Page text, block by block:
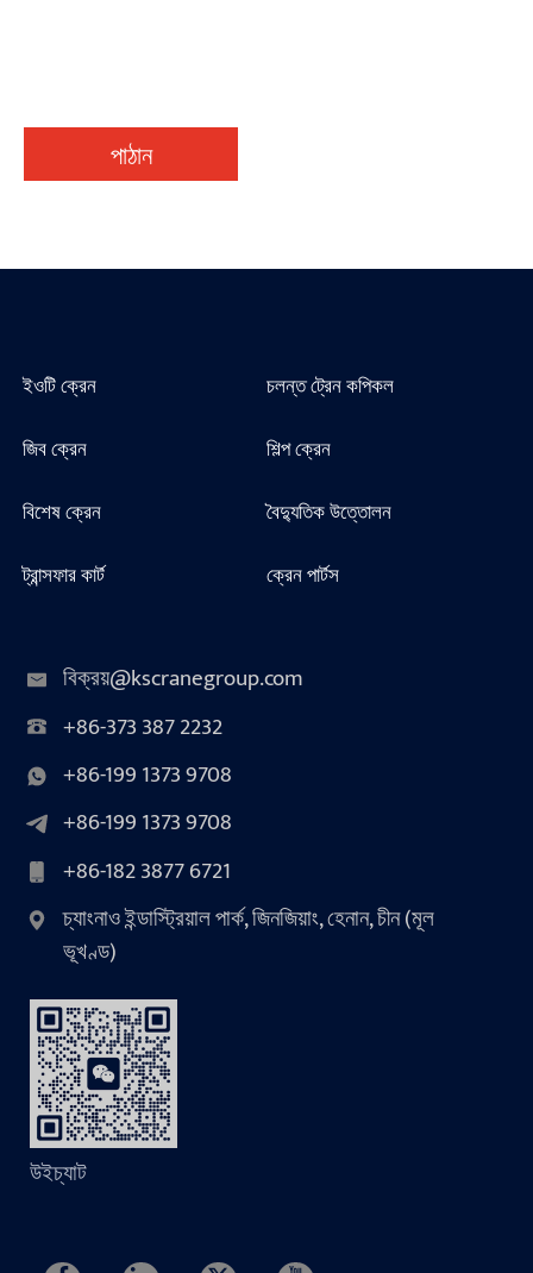
পাঠান
ইওটি ক্রেন
চলন্ত ট্রেন কপিকল
জিব ক্রেন
শিল্প ক্রেন
বিশেষ ক্রেন
বৈদ্যুতিক উত্তোলন
ট্রান্সফার কার্ট
ক্রেন পার্টস
বিক্রয়@kscranegroup.com
+86-373 387 2232
+86-199 1373 9708
+86-199 1373 9708
+86-182 3877 6721
চ্যাংনাও ইন্ডাস্ট্রিয়াল পার্ক, জিনজিয়াং, হেনান, চীন (মূল
ভূখণ্ড)
উইচ্যাট